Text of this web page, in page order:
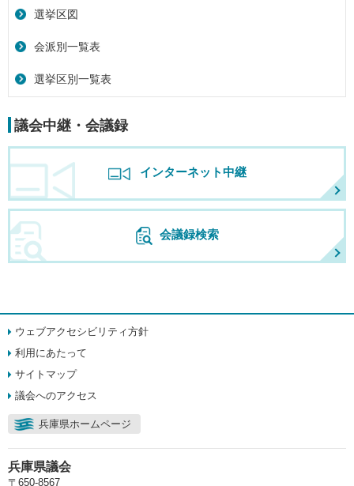
選挙区図
会派別一覧表
選挙区別一覧表
議会中継・会議録
インターネット中継
会議録検索
ウェブアクセシビリティ方針
利用にあたって
サイトマップ
議会へのアクセス
兵庫県ホームページ
兵庫県議会
〒650-8567